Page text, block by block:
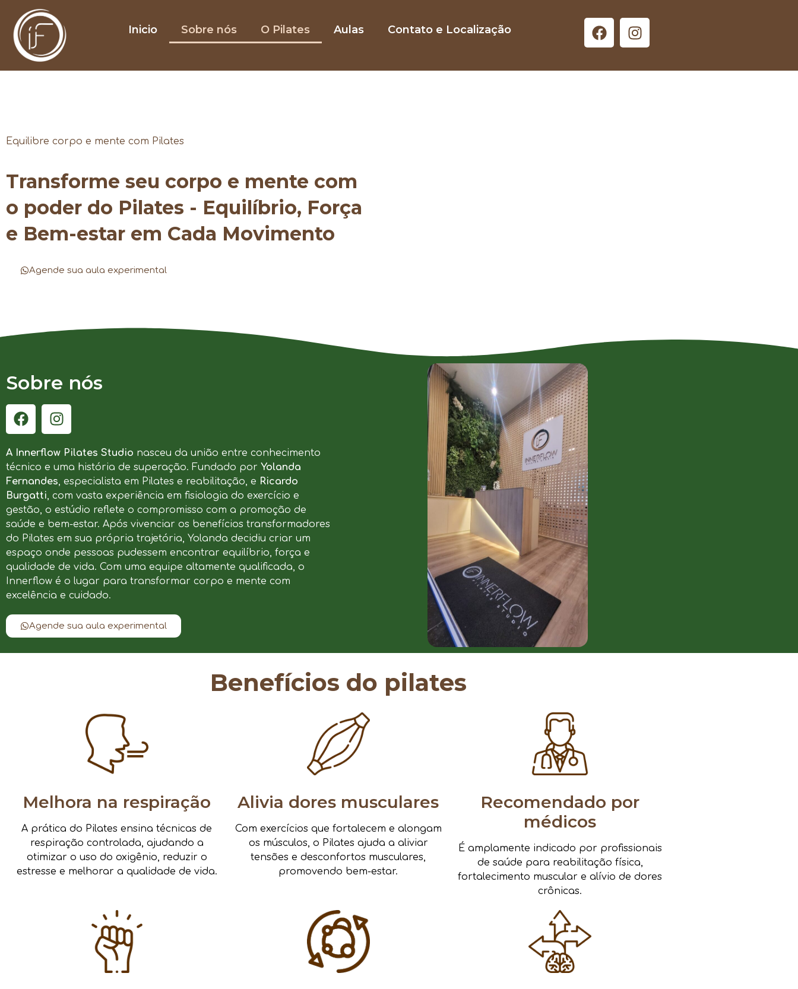
Inicio Sobre nós O Pilates Aulas Contato e Localização
Equilibre corpo e mente com Pilates
Transforme seu corpo e mente com
o poder do Pilates - Equilíbrio, Força
e Bem-estar em Cada Movimento
Agende sua aula experimental
Sobre nós
A Innerflow Pilates Studio nasceu da união entre conhecimento
técnico e uma história de superação. Fundado por Yolanda
Fernandes, especialista em Pilates e reabilitação, e Ricardo
Burgatti, com vasta experiência em fisiologia do exercício e
gestão, o estúdio reflete o compromisso com a promoção de
saúde e bem-estar. Após vivenciar os benefícios transformadores
do Pilates em sua própria trajetória, Yolanda decidiu criar um
espaço onde pessoas pudessem encontrar equilíbrio, força e
qualidade de vida. Com uma equipe altamente qualificada, o
Innerflow é o lugar para transformar corpo e mente com
excelência e cuidado.
Agende sua aula experimental
Benefícios do pilates
Melhora na respiração
A prática do Pilates ensina técnicas de
respiração controlada, ajudando a
otimizar o uso do oxigênio, reduzir o
estresse e melhorar a qualidade de vida.
Alivia dores musculares
Com exercícios que fortalecem e alongam
os músculos, o Pilates ajuda a aliviar
tensões e desconfortos musculares,
promovendo bem-estar.
Recomendado por
médicos
É amplamente indicado por profissionais
de saúde para reabilitação física,
fortalecimento muscular e alívio de dores
crônicas.